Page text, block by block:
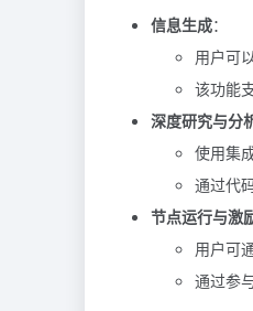
信息生成：
用户可
该功能
深度研究与分
使用集
通过代
节点运行与激
用户可
通过参